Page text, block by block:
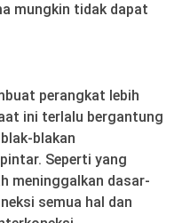
mungkin tidak dapat
perangkat lebih
ini terlalu bergantung
blakan
Seperti yang
meninggalkan dasar-
semua hal dan